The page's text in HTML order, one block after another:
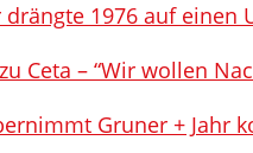
1976 auf einen
Ceta – “Wir wollen
Gruner + Jahr